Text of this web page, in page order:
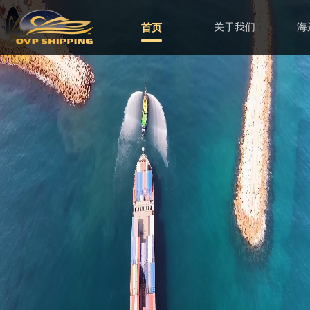
首页 关于我们 海